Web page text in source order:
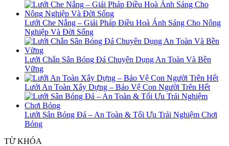
Lưới Che Nắng – Giải Pháp Điều Hoà Ánh Sáng Cho Nông
Nghiệp Và Đời Sống
Lưới Chắn Sân Bóng Đá Chuyên Dụng An Toàn Và Bền
Vững
Lưới An Toàn Xây Dựng – Bảo Vệ Con Người Trên Hết
Lưới Sân Bóng Đá – An Toàn & Tối Ưu Trải Nghiệm Chơi
Bóng
TỪ KHÓA